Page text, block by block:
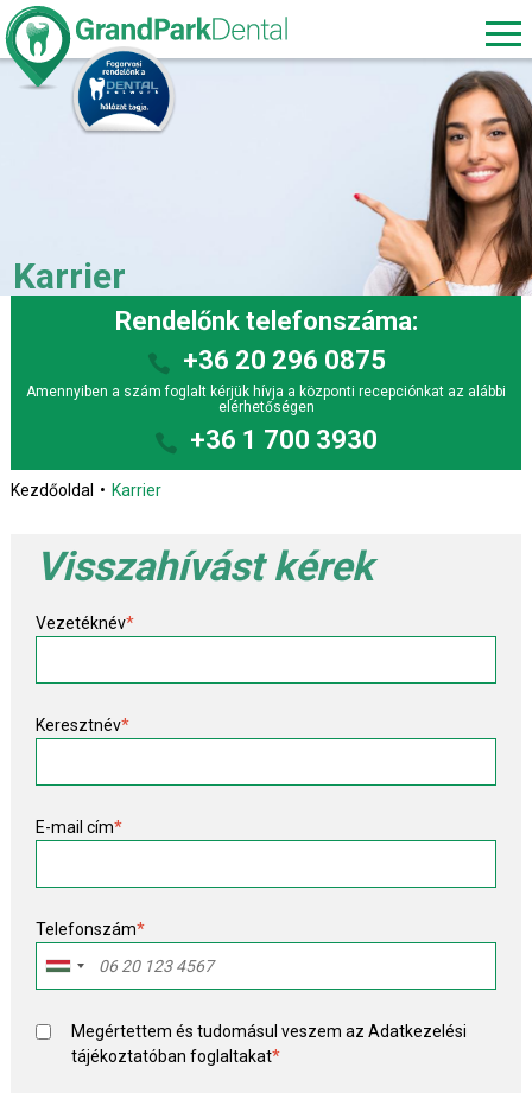
Karrier
Rendelőnk telefonszáma:
+36 20 296 0875
Amennyiben a szám foglalt kérjük hívja a központi recepciónkat az alábbi
elérhetőségen
+36 1 700 3930
Kezdőoldal Karrier
Visszahívást kérek
Vezetéknév*
Keresztnév*
E-mail cím*
Telefonszám*
Megértettem és tudomásul veszem azAdatkezelési
tájékoztatóban foglaltakat*